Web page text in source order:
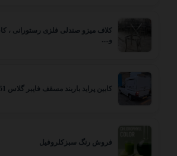
کلاف میزو صندلی فلزی رستورانی ،
و....
کابین پراید باربند مسقف فایبر گلاس 151 اتاق سبک وانت
فروش رنگ سبزکلروفیل